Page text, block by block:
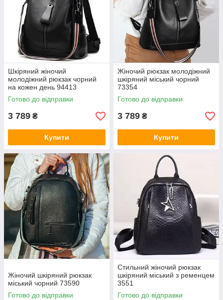
Шкіряний жіночий
молодіжний рюкзак чорний
на кожен день 94413
Готово до відправки
3 789 ₴
Купити
Жіночий рюкзак молодіжний
шкіряний міський чорний
73354
Готово до відправки
3 789 ₴
Купити
Жіночий шкіряний рюкзак
міський чорний 73590
Готово до відправки
Стильний жіночий рюкзак
шкіряний міський з ременцем
3551
Готово до відправки